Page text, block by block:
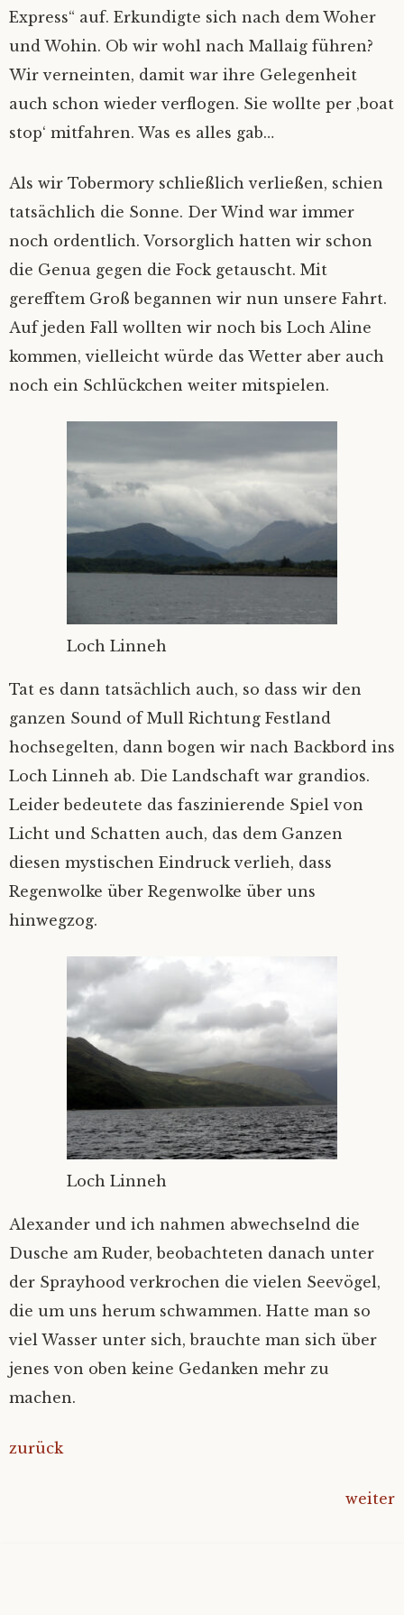
Express“ auf. Erkundigte sich nach dem Woher
und Wohin. Ob wir wohl nach Mallaig führen?
Wir verneinten, damit war ihre Gelegenheit
auch schon wieder verflogen. Sie wollte per ‚boat
stop‘ mitfahren. Was es alles gab…
Als wir Tobermory schließlich verließen, schien
tatsächlich die Sonne. Der Wind war immer
noch ordentlich. Vorsorglich hatten wir schon
die Genua gegen die Fock getauscht. Mit
gerefftem Groß begannen wir nun unsere Fahrt.
Auf jeden Fall wollten wir noch bis Loch Aline
kommen, vielleicht würde das Wetter aber auch
noch ein Schlückchen weiter mitspielen.
Loch Linneh
Tat es dann tatsächlich auch, so dass wir den
ganzen Sound of Mull Richtung Festland
hochsegelten, dann bogen wir nach Backbord ins
Loch Linneh ab. Die Landschaft war grandios.
Leider bedeutete das faszinierende Spiel von
Licht und Schatten auch, das dem Ganzen
diesen mystischen Eindruck verlieh, dass
Regenwolke über Regenwolke über uns
hinwegzog.
Loch Linneh
Alexander und ich nahmen abwechselnd die
Dusche am Ruder, beobachteten danach unter
der Sprayhood verkrochen die vielen Seevögel,
die um uns herum schwammen. Hatte man so
viel Wasser unter sich, brauchte man sich über
jenes von oben keine Gedanken mehr zu
machen.
zurück
weiter